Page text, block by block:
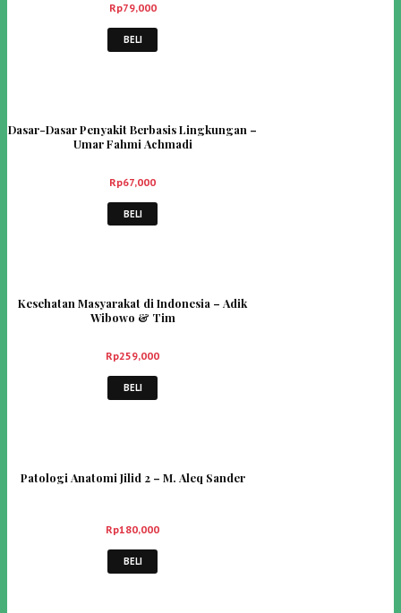
Rp79,000
BELI
Dasar-Dasar Penyakit Berbasis Lingkungan –
Umar Fahmi Achmadi
Rp67,000
BELI
Kesehatan Masyarakat di Indonesia – Adik
Wibowo & Tim
Rp259,000
BELI
Patologi Anatomi Jilid 2 – M. Aleq Sander
Rp180,000
BELI